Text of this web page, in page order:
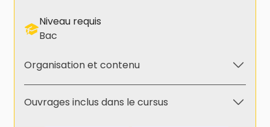
Niveau requis
Bac
Organisation et contenu
Ouvrages inclus dans le cursus